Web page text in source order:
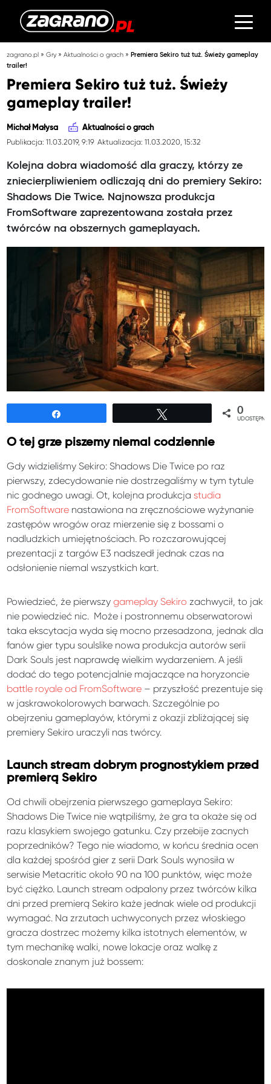
zagrano.pl »Gry»Aktualności o grach »Premiera Sekiro tuż tuż. Świeży gameplay
trailer!
Premiera Sekiro tuż tuż. Świeży
gameplay trailer!
Michał Małysa Aktualności o grach
Publikacja: 11.03.2019, 9:19 Aktualizacja: 11.03.2020, 15:32
Kolejna dobra wiadomość dla graczy, którzy ze
zniecierpliwieniem odliczają dni do premiery Sekiro:
Shadows Die Twice. Najnowsza produkcja
FromSoftware zaprezentowana została przez
twórców na obszernych gameplayach.
0
O tej grze piszemy niemal codziennie
Gdy widzieliśmy Sekiro: Shadows Die Twice po raz
pierwszy, zdecydowanie nie dostrzegaliśmy w tym tytule
nic godnego uwagi. Ot, kolejna produkcja studia
FromSoftware nastawiona na zręcznościowe wyżynanie
zastępów wrogów oraz mierzenie się z bossami o
nadludzkich umiejętnościach. Po rozczarowującej
prezentacji z targów E3 nadszedł jednak czas na
odsłonienie niemal wszystkich kart.
Powiedzieć, że pierwszy gameplay Sekiro zachwycił, to jak
nie powiedzieć nic. Może i postronnemu obserwatorowi
taka ekscytacja wyda się mocno przesadzona, jednak dla
fanów gier typu soulslike nowa produkcja autorów serii
Dark Souls jest naprawdę wielkim wydarzeniem. A jeśli
dodać do tego potencjalnie majaczące na horyzoncie
battle royale od FromSoftware – przyszłość prezentuje się
w jaskrawokolorowych barwach. Szczególnie po
obejrzeniu gameplayów, którymi z okazji zbliżającej się
premiery Sekiro uraczyli nas twórcy.
Launch stream dobrym prognostykiem przed
premierą Sekiro
Od chwili obejrzenia pierwszego gameplaya Sekiro:
Shadows Die Twice nie wątpiliśmy, że gra ta okaże się od
razu klasykiem swojego gatunku. Czy przebije zacnych
poprzedników? Tego nie wiadomo, w końcu średnia ocen
dla każdej spośród gier z serii Dark Souls wynosiła w
serwisie Metacritic około 90 na 100 punktów, więc może
być ciężko. Launch stream odpalony przez twórców kilka
dni przed premierą Sekiro każe jednak wiele od produkcji
wymagać. Na zrzutach uchwyconych przez włoskiego
gracza dostrzec możemy kilka istotnych elementów, w
tym mechanikę walki, nowe lokacje oraz walkę z
doskonale znanym już bossem: